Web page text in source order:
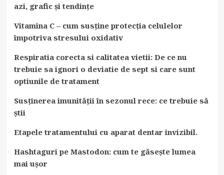
azi, grafic și tendințe
Vitamina C – cum susține protecția celulelor
împotriva stresului oxidativ
Respiratia corecta si calitatea vietii: De ce nu
trebuie sa ignori o deviatie de sept si care sunt
optiunile de tratament
Susținerea imunității în sezonul rece: ce trebuie să
știi
Etapele tratamentului cu aparat dentar invizibil.
Hashtaguri pe Mastodon: cum te găsește lumea
mai ușor